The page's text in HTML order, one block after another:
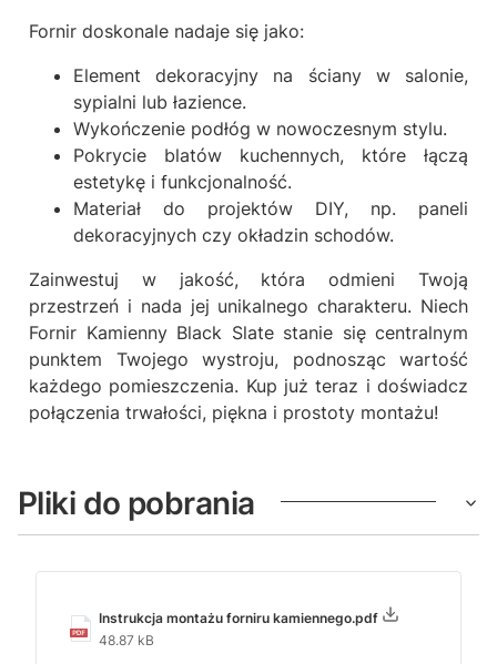
Fornir doskonale nadaje się jako:
Element dekoracyjny na ściany w salonie,
sypialni lub łazience.
Wykończenie podłóg w nowoczesnym stylu.
Pokrycie blatów kuchennych, które łączą
estetykę i funkcjonalność.
Materiał do projektów DIY, np. paneli
dekoracyjnych czy okładzin schodów.
Zainwestuj w jakość, która odmieni Twoją
przestrzeń i nada jej unikalnego charakteru. Niech
Fornir Kamienny Black Slate stanie się centralnym
punktem Twojego wystroju, podnosząc wartość
każdego pomieszczenia. Kup już teraz i doświadcz
połączenia trwałości, piękna i prostoty montażu!
Pliki do pobrania
Instrukcja montażu forniru kamiennego.pdf
48.87 kB